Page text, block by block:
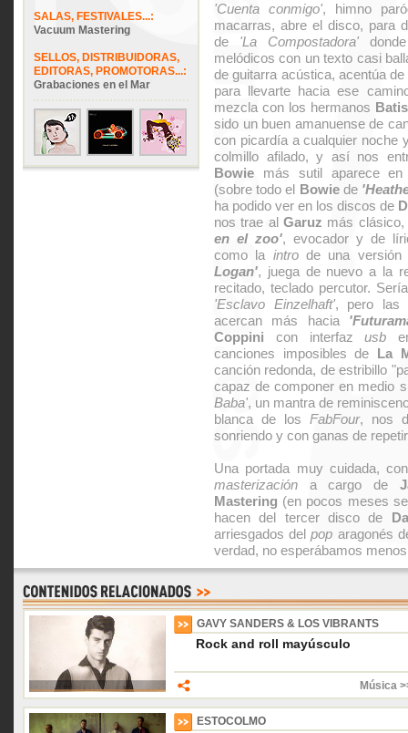
SALAS, FESTIVALES...:
Vacuum Mastering
SELLOS, DISTRIBUIDORAS,
EDITORAS, PROMOTORAS...:
Grabaciones en el Mar
'Cuenta conmigo', himno
macarras, abre el disco, para
de 'La Compostadora'
melódicos con un texto casi
de guitarra acústica, acentúa
para llevarte hacia ese
mezcla con los hermanos
sido un buen amanuense de
con picardía a cualquier noche
colmillo afilado, y así nos
Bowie más sutil aparece
(sobre todo el Bowiede
ha podido ver en los discos de
nos trae al Garuz más
en el zoo', evocador y de
como la introde una versión
Logan', juega de nuevo a la
recitado, teclado percutor.
'Esclavo Einzelhaft', pero las
acercan más hacia
Coppini con interfazusb
canciones imposibles de La
canción redonda, de estribillo
capaz de componer en medio
Baba', un mantra de
blanca de los FabFour, nos
sonriendo y con ganas de
Una portada muy cuidada,
masterización a cargo de
Mastering (en pocos meses
hacen del tercer disco de Da
arriesgados delpop aragonés
verdad, no esperábamos
GAVY SANDERS & LOS VIBRANTS
Rock and roll mayúsculo
Música
ESTOCOLMO